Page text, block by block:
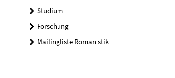
Studium
Forschung
Mailingliste Romanistik